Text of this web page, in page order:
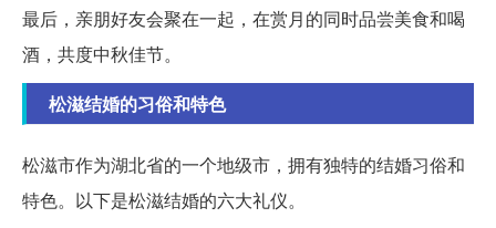
最后，亲朋好友会聚在一起，在赏月的同时品尝美食和喝
酒，共度中秋佳节。
松滋结婚的习俗和特色
松滋市作为湖北省的一个地级市，拥有独特的结婚习俗和
特色。以下是松滋结婚的六大礼仪。